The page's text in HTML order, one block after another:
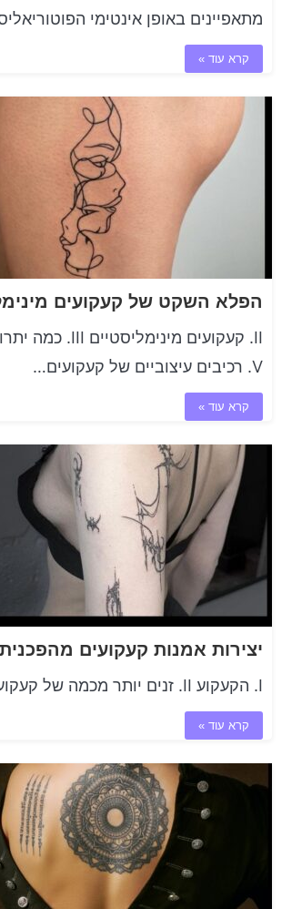
מתאפיינים באופן אינטימי
קרא עוד »
V. רכיבים עיצוביים של קעקועים…
קרא עוד »
I. הקעקוע II. זנים יותר מכמה של קעקועים III. אמצעי קבלת קעקוע IV. בחירת אמן קעקועים V. תרופה לאחר קעקוע…
קרא עוד »